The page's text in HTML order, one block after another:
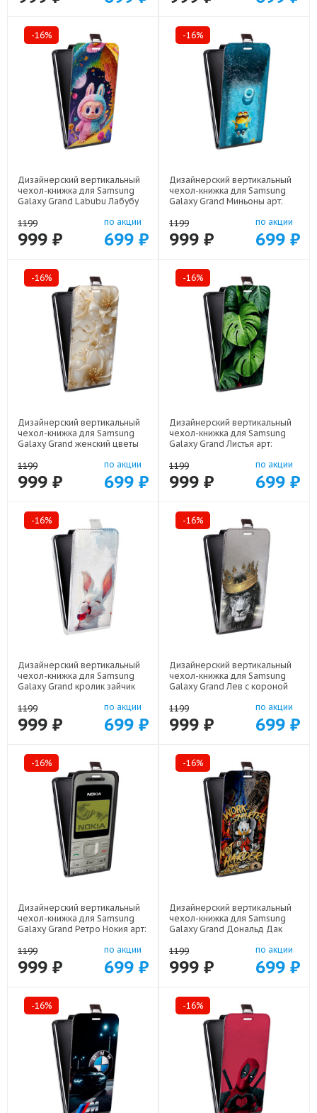
-16%
Дизайнерский вертикальный
чехол-книжка для Samsung
Galaxy Grand Labubu Лабубу
1199
999 ₽
по акции
699 ₽
-16%
Дизайнерский вертикальный
чехол-книжка для Samsung
Galaxy Grand Миньоны арт:
1199
999 ₽
по акции
699 ₽
-16%
Дизайнерский вертикальный
чехол-книжка для Samsung
Galaxy Grand женский цветы
1199
999 ₽
по акции
699 ₽
-16%
Дизайнерский вертикальный
чехол-книжка для Samsung
Galaxy Grand Листья арт:
1199
999 ₽
по акции
699 ₽
-16%
Дизайнерский вертикальный
чехол-книжка для Samsung
Galaxy Grand кролик зайчик
1199
999 ₽
по акции
699 ₽
-16%
Дизайнерский вертикальный
чехол-книжка для Samsung
Galaxy Grand Лев с короной
1199
999 ₽
по акции
699 ₽
-16%
Дизайнерский вертикальный
чехол-книжка для Samsung
Galaxy Grand Ретро Нокия арт:
1199
999 ₽
по акции
699 ₽
-16%
Дизайнерский вертикальный
чехол-книжка для Samsung
Galaxy Grand Дональд Дак
1199
999 ₽
по акции
699 ₽
-16% -16%